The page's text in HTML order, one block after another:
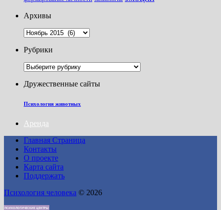
Архивы
Архивы
Рубрики
Рубрики
Дружественные сайты
Психология животных
Аренда
Главная Страница
Контакты
О проекте
Карта сайта
Поддержать
Психология человека © 2026